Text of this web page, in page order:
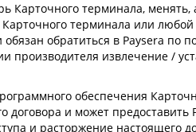
Карточного терминала,
терминала или
обратиться в Paysera
производителя извлечение /
обеспечения
и может
и расторжение настоящего